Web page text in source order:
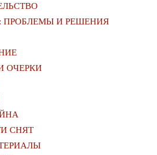
ПРОБЛЕМЫ И РЕШЕНИЯ
ОЧЕРКИ
СНЯТ